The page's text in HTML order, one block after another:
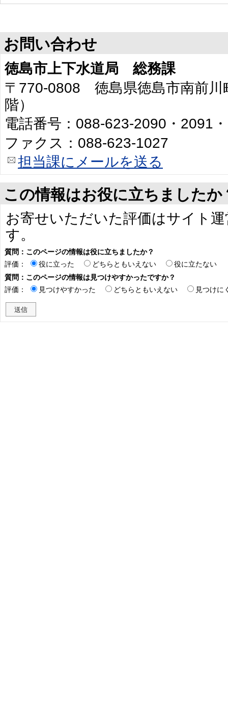
お問い合わせ
徳島市上下水道局 総務課
〒770-0808 徳島県徳島市南前川
階）
電話番号：088-623-2090・2091
ファクス：088-623-1027
担当課にメールを送る
この情報はお役に立ちましたか
お寄せいただいた評価はサイト
す。
質問：このページの情報は役に立ちましたか？
評価：
役に立った どちらともいえない
役に立たない
質問：このページの情報は見つけやすかったですか？
評価：
見つけやすかった どちらともいえない 見つけに